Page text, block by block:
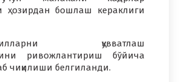
ҳозирдан бошлаш кераклиги
қувватлаш
ривожлантириш бўйича
чиқилиши белгиланди.